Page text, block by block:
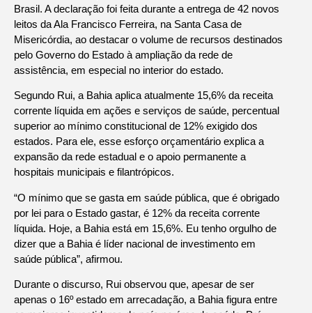
Brasil. A declaração foi feita durante a entrega de 42 novos
leitos da Ala Francisco Ferreira, na Santa Casa de
Misericórdia, ao destacar o volume de recursos destinados
pelo Governo do Estado à ampliação da rede de
assistência, em especial no interior do estado.
Segundo Rui, a Bahia aplica atualmente 15,6% da receita
corrente líquida em ações e serviços de saúde, percentual
superior ao mínimo constitucional de 12% exigido dos
estados. Para ele, esse esforço orçamentário explica a
expansão da rede estadual e o apoio permanente a
hospitais municipais e filantrópicos.
“O mínimo que se gasta em saúde pública, que é obrigado
por lei para o Estado gastar, é 12% da receita corrente
líquida. Hoje, a Bahia está em 15,6%. Eu tenho orgulho de
dizer que a Bahia é líder nacional de investimento em
saúde pública”, afirmou.
Durante o discurso, Rui observou que, apesar de ser
apenas o 16º estado em arrecadação, a Bahia figura entre